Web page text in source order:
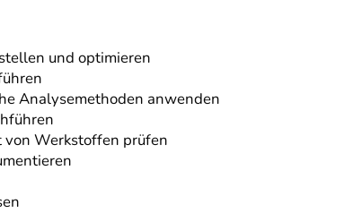
und optimieren
Analysemethoden anwenden
Werkstoffen prüfen